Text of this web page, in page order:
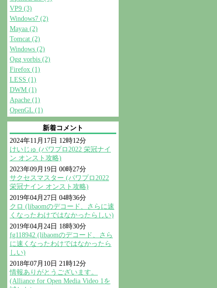
VP9 (3)
Windows7 (2)
Mayaa (2)
Tomcat (2)
Windows (2)
Ogg vorbis (2)
Firefox (1)
LESS (1)
DWM (1)
Apache (1)
OpenGL (1)
新着コメント
2024年11月17日 12時12分
けいじゅ (パワプロ2022 栄冠ナイ
ン オンスト攻略)
2023年09月19日 00時27分
サクセスマスター (パワプロ2022
栄冠ナイン オンスト攻略)
2019年04月27日 04時36分
クロ (libaomのデコード、さらに速
くなったわけではなかったらしい)
2019年04月24日 18時30分
fg118942 (libaomのデコード、さら
に速くなったわけではなかったら
しい)
2018年07月10日 21時12分
情報ありがとうございます。
(Alliance for Open Media Video 1を